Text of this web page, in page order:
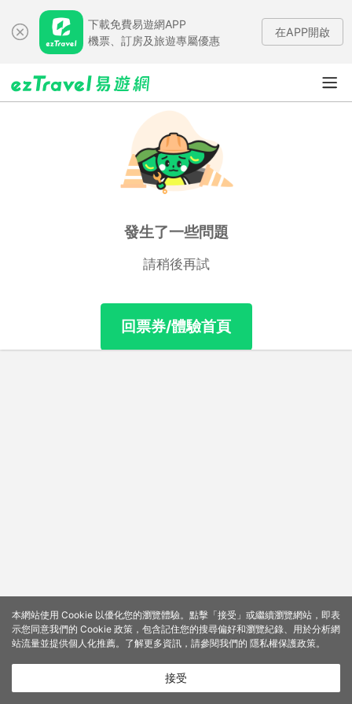
下載免費易遊網APP
機票、訂房及旅遊專屬優惠
在APP開啟
發生了一些問題
請稍後再試
回票券/體驗首頁
本網站使用 Cookie 以優化您的瀏覽體驗。點擊「接受」或繼續瀏覽網站，即表
示您同意我們的 Cookie 政策，包含記住您的搜尋偏好和瀏覽紀錄、用於分析網
站流量並提供個人化推薦。了解更多資訊，請參閱我們的 隱私權保護政策。
接受